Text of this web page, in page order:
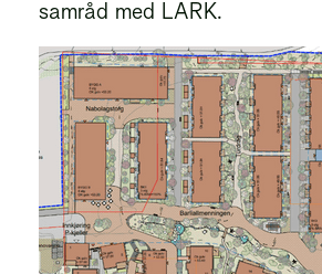
samråd med LARK.